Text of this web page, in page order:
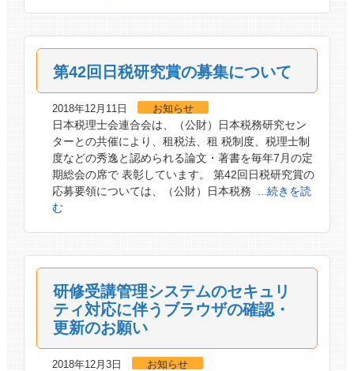
第42回日税研究賞の募集について
2018年12月11日 お知らせ
日本税理士会連合会は、（公財）日本税務研究セン
ターとの共催により、租税法、租 税制度、税理士制
度などの秀逸と認められる論文・著書を毎年7月の定
期総会の席で 表彰しています。 第42回日税研究賞の
応募要領については、（公財）日本税務
...続きを読
む
研修受講管理システムのセキュリ
ティ対応に伴うブラウザの確認・
更新のお願い
2018年12月3日 お知らせ